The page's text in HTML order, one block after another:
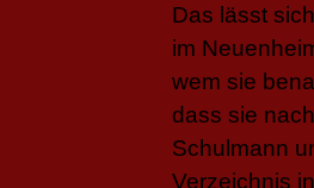
Das lässt
im
wem sie
dass sie
Schulmann
Verzeichnis